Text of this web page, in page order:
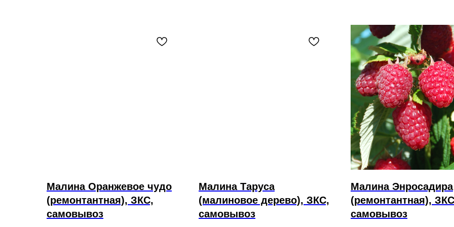
Малина Оранжевое чудо
(ремонтантная), ЗКС,
самовывоз
Малина Таруса
(малиновое дерево), ЗКС,
самовывоз
Малина Энросадира
(ремонтантная),
самовывоз